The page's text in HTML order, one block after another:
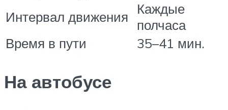
Интервал движения
Каждые
полчаса
Время в пути
35–41 мин.
На автобусе